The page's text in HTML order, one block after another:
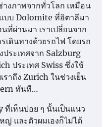
างภาพจากทั่วโลก เหมือน
แบบ Dolomite ที่อิตาลีมา
ที่ผ่านมา เราเปลี่ยนจาก
เดินทางด้วยรถไฟ โดยรถ
ระเทศจาก Salzburg
ประเทศ Swiss ซึ่งใช้
ราถึง Zurich ในช่วงเย็น
ทันที…
ที่เห็นบ่อย ๆ นั้นเป็นแนว
ญ่ และตัวผมเองก็ไม่ได้